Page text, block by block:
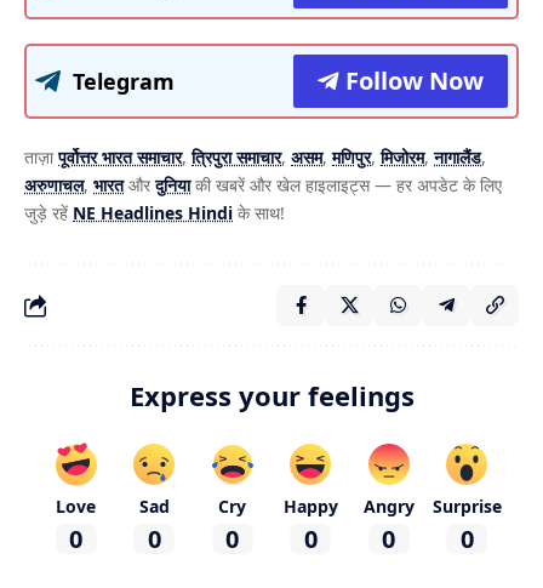
Telegram Follow Now
ताज़ापूर्वोत्तर भारत समाचार,त्रिपुरा समाचार, असम,मणिपुर,मिजोरम,नागालैंड,
अरुणाचल, भारतऔरदुनियाकी खबरें और खेल हाइलाइट्स — हर अपडेट के लिए
जुड़े रहें NE Headlines Hindi के साथ!
Express your feelings
Love
0
Sad
0
Cry
0
Happy
0
Angry
0
Surprise
0